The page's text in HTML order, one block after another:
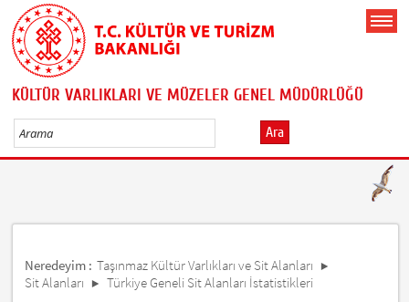
KÜLTÜR VARLIKLARI VE MÜZELER GENEL MÜDÜRLÜĞÜ
Ara
Neredeyim : Taşınmaz Kültür Varlıkları ve Sit Alanları
Sit Alanları
Türkiye Geneli Sit Alanları İstatistikleri